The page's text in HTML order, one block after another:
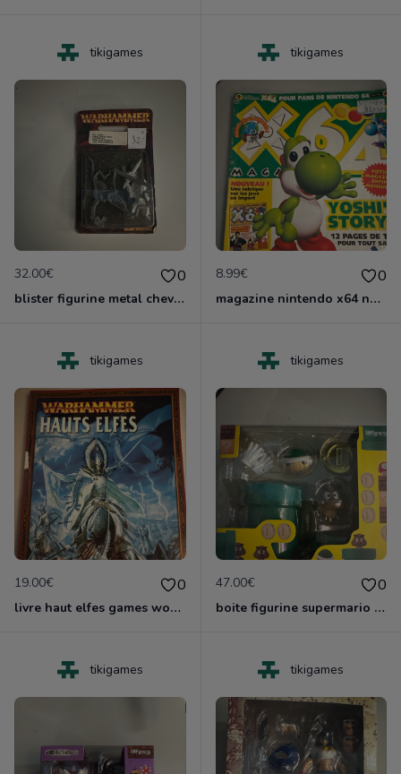
tikigames
32.00€ 0
blister figurine metal chevalier infernal games worshop
tikigames
8.99€ 0
magazine nintendo x64 no 4
tikigames
19.00€ 0
livre haut elfes games worshop nruf
tikigames
47.00€ 0
boite figurine supermario shfiguarts neuf scelle
tikigames tikigames